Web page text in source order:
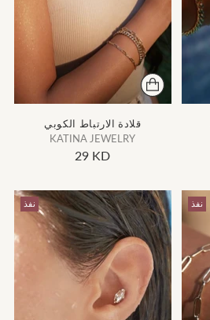
قلادة الارتباط الكوبي
KATINA JEWELRY
29 KD
نفذ نفذ